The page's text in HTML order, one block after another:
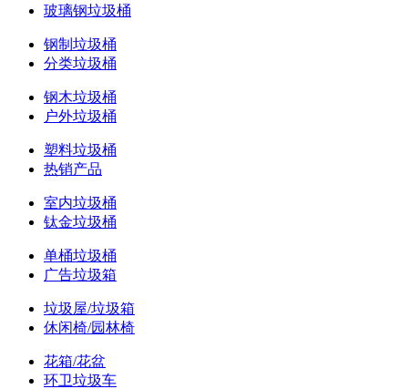
玻璃钢垃圾桶
钢制垃圾桶
分类垃圾桶
钢木垃圾桶
户外垃圾桶
塑料垃圾桶
热销产品
室内垃圾桶
钛金垃圾桶
单桶垃圾桶
广告垃圾箱
垃圾屋/垃圾箱
休闲椅/园林椅
花箱/花盆
环卫垃圾车